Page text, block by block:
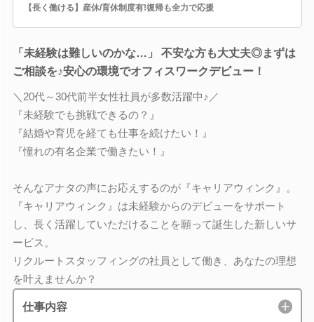
【長く働ける】産休/育休制度有!復帰も全力で応援
「未経験は難しいのかな…」 不安な方も大丈夫◎まずは
ご相談を♪安心の環境でオフィスワークデビュー！
＼20代～30代前半女性社員が多数活躍中♪／
『未経験でも挑戦できるの？』
『結婚や育児を経ても仕事を続けたい！』
『憧れの有名企業で働きたい！』
そんなアナタの声にお応えするのが『キャリアウィンク』。
『キャリアウィンク』は未経験からのデビューをサポート
し、長く活躍していただけることを願って誕生した新しいサ
ービス。
リクルートスタッフィングの社員として働き、あなたの理想
を叶えませんか？
仕事内容